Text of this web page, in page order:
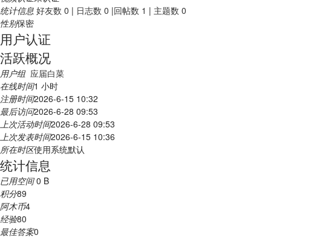
统计信息 好友数 0 | 日志数 0 |回帖数 1 | 主题数 0
性别保密
用户认证
活跃概况
用户组 应届白菜
在线时间1 小时
注册时间2026-6-15 10:32
最后访问2026-6-28 09:53
上次活动时间2026-6-28 09:53
上次发表时间2026-6-15 10:36
所在时区使用系统默认
统计信息
已用空间0 B
积分89
阿木币4
经验80
最佳答案0